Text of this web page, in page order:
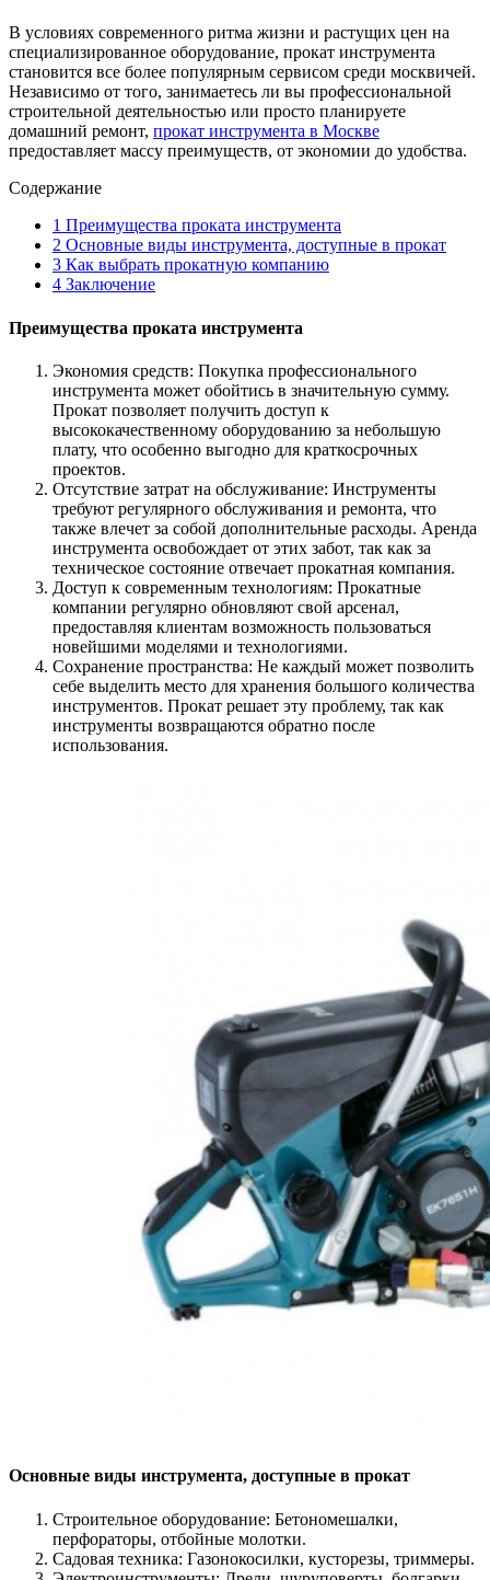
В условиях современного ритма жизни и растущих цен на
специализированное оборудование, прокат инструмента
становится все более популярным сервисом среди москвичей.
Независимо от того, занимаетесь ли вы профессиональной
строительной деятельностью или просто планируете
домашний ремонт, прокат инструмента в Москве
предоставляет массу преимуществ, от экономии до удобства.
Содержание
1 Преимущества проката инструмента
2 Основные виды инструмента, доступные в прокат
3 Как выбрать прокатную компанию
4 Заключение
Преимущества проката инструмента
Экономия средств: Покупка профессионального
инструмента может обойтись в значительную сумму.
Прокат позволяет получить доступ к
высококачественному оборудованию за небольшую
плату, что особенно выгодно для краткосрочных
проектов.
Отсутствие затрат на обслуживание: Инструменты
требуют регулярного обслуживания и ремонта, что
также влечет за собой дополнительные расходы. Аренда
инструмента освобождает от этих забот, так как за
техническое состояние отвечает прокатная компания.
Доступ к современным технологиям: Прокатные
компании регулярно обновляют свой арсенал,
предоставляя клиентам возможность пользоваться
новейшими моделями и технологиями.
Сохранение пространства: Не каждый может позволить
себе выделить место для хранения большого количества
инструментов. Прокат решает эту проблему, так как
инструменты возвращаются обратно после
использования.
Основные виды инструмента, доступные в прокат
Строительное оборудование: Бетономешалки,
перфораторы, отбойные молотки.
Садовая техника: Газонокосилки, кусторезы, триммеры.